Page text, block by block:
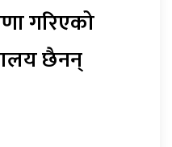
गरिएको
छैनन्